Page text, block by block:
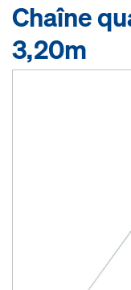
Chaîne
3,20m